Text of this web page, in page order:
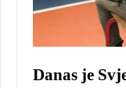
Danas je